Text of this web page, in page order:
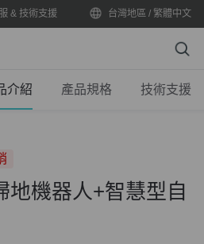
& 技術支援 台灣地區 / 繁體中文
Search
介紹 產品規格 技術支援
地機器人+智慧型自